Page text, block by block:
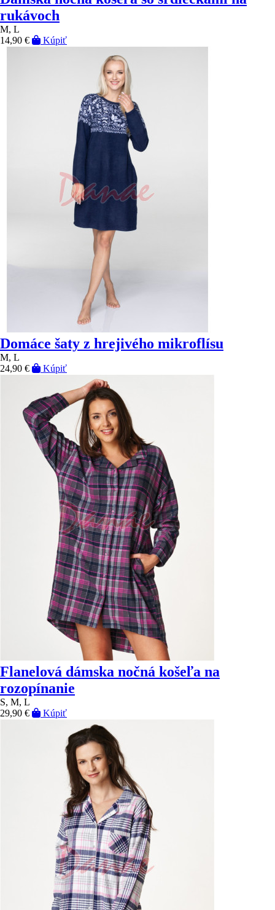
rukávoch
M, L
14,90 €
Kúpiť
Domáce šaty z hrejivého mikroflísu
M, L
24,90 €
Kúpiť
Flanelová dámska nočná košeľa na
rozopínanie
S, M, L
29,90 €
Kúpiť